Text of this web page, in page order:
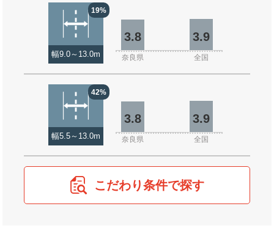
19%
幅9.0～13.0m
3.8 3.9
奈良県 全国
42%
幅5.5～13.0m
3.8 3.9
奈良県 全国
こだわり条件で探す